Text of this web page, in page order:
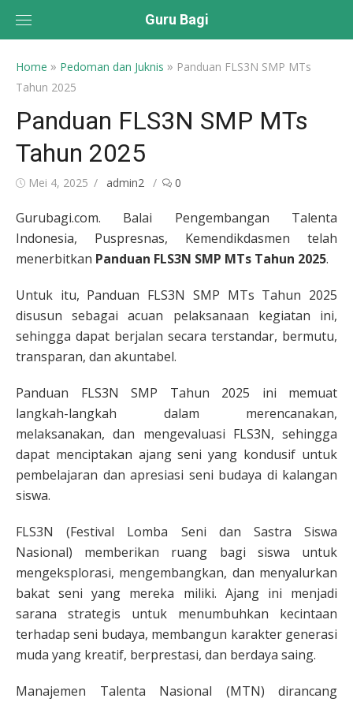
Guru Bagi
Home » Pedoman dan Juknis » Panduan FLS3N SMP MTs
Tahun 2025
Panduan FLS3N SMP MTs
Tahun 2025
PostedMei 4, 2025 Author
admin2 0
Gurubagi.com. Balai Pengembangan Talenta
Indonesia, Puspresnas, Kemendikdasmen telah
menerbitkan Panduan FLS3N SMP MTs Tahun 2025.
Untuk itu, Panduan FLS3N SMP MTs Tahun 2025
disusun sebagai acuan pelaksanaan kegiatan ini,
sehingga dapat berjalan secara terstandar, bermutu,
transparan, dan akuntabel.
Panduan FLS3N SMP Tahun 2025 ini memuat
langkah-langkah dalam merencanakan,
melaksanakan, dan mengevaluasi FLS3N, sehingga
dapat menciptakan ajang seni yang kondusif untuk
pembelajaran dan apresiasi seni budaya di kalangan
siswa.
FLS3N (Festival Lomba Seni dan Sastra Siswa
Nasional) memberikan ruang bagi siswa untuk
mengeksplorasi, mengembangkan, dan menyalurkan
bakat seni yang mereka miliki. Ajang ini menjadi
sarana strategis untuk menumbuhkan kecintaan
terhadap seni budaya, membangun karakter generasi
muda yang kreatif, berprestasi, dan berdaya saing.
Manajemen Talenta Nasional (MTN) dirancang